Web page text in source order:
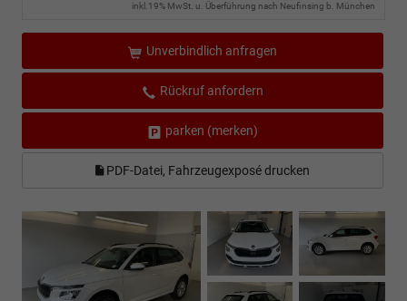
inkl.19% MwSt. u. Überführung nach Neufinsing b. München
Unverbindlich anfragen
Rückruf anfordern
parken (merken)
PDF-Datei, Fahrzeugexposé drucken